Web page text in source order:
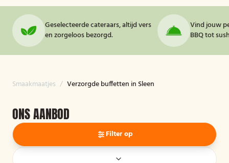
Geselecteerde cateraars, altijd vers
en zorgeloos bezorgd.
Vind jouw
BBQ tot
Smaakmaatjes / Verzorgde buffetten in Sleen
ONS AANBOD
Filter op